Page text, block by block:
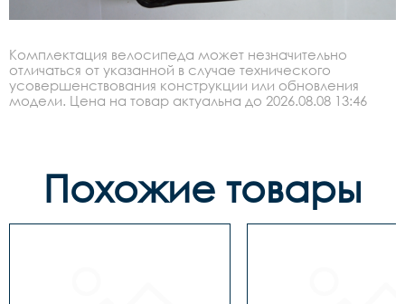
Комплектация велосипеда может незначительно
отличаться от указанной в случае технического
усовершенствования конструкции или обновления
модели. Цена на товар актуальна до 2026.08.08 13:46
Похожие товары